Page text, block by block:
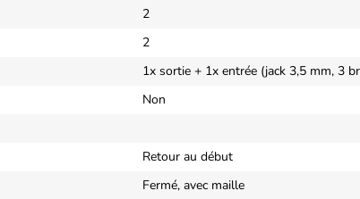
2
2
1x sortie + 1x entrée (jack 3,5 mm, 3
Non
Retour au début
Fermé, avec maille